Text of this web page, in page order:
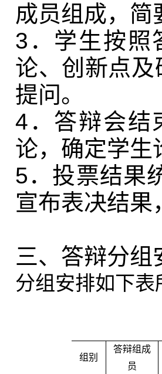
成员组成，简
3．学生按照
论、创新点
提问。
4．答辩会结
论，确定学生
5．投票结果
宣布表决结果
三、答辩分组
分组安排如下表
组别
答辩组成
员